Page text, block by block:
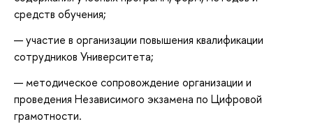
средств обучения;
— участие в организации повышения квалификации
сотрудников Университета;
— методическое сопровождение организации и
проведения Независимого экзамена по Цифровой
грамотности.